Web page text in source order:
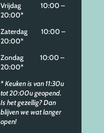
Vrijdag 10:00 –
20:00*
Zaterdag 10:00 –
20:00*
Zondag 10:00 –
20:00*
* Keuken is van 11:30u
tot 20:00u geopend.
Is het gezellig? Dan
blijven we wat langer
open!